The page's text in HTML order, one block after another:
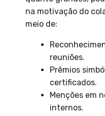
na motivação do
meio de:
reuniões.
Prêmios
certificados.
Menções em
internos.